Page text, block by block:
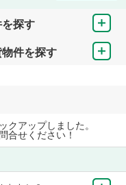
探す
件を探す
クアップしました。
合せください！